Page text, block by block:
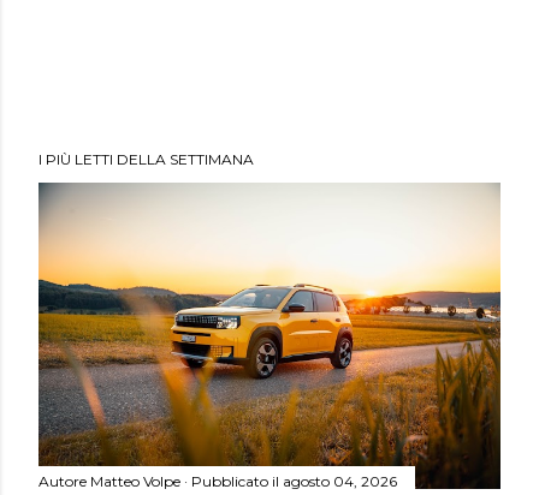
I PIÙ LETTI DELLA SETTIMANA
Autore Matteo Volpe Pubblicato il agosto 04, 2026